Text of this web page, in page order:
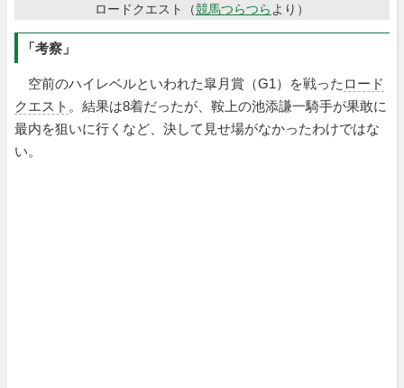
ロードクエスト（競馬つらつらより）
「考察」
空前のハイレベルといわれた皐月賞（G1）を戦った ロード
クエスト 。結果は8着だったが、鞍上の池添謙一騎手が果敢に
最内を狙いに行くなど、決して見せ場がなかったわけではな
い。